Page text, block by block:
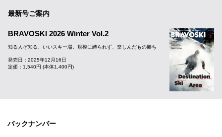
最新号ご案内
BRAVOSKI 2026 Winter Vol.2
知る人ぞ知る、いいスキー場。規模に縛られず、楽しんだもの勝ち
発売日：2025年12月16日
定価：1,540円 (本体1,400円)
バックナンバー